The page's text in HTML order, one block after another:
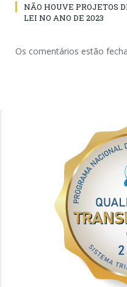
NÃO HOUVE PROJETOS
LEI NO ANO DE 2023
Os comentários estão